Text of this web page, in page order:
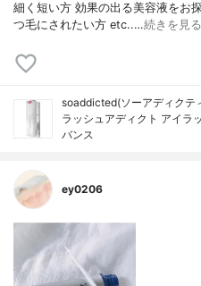
細く短い方 効果の出る美容液をお
つ毛にされたい方 etc..…続きを見る
soaddicted(ソーアディクテ
ラッシュアディクト アイラ
バンス
ey0206